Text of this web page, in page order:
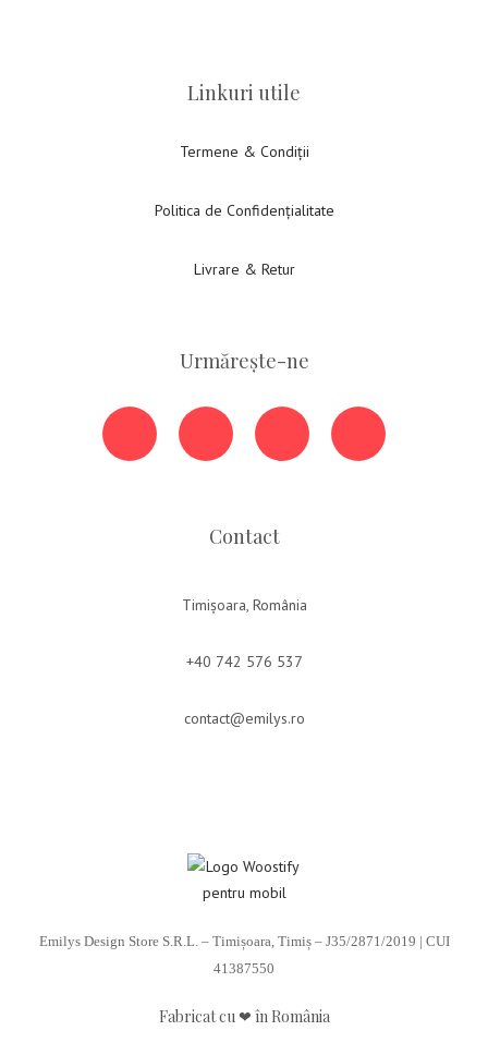
Linkuri utile
Termene & Condiții
Politica de Confidențialitate
Livrare & Retur
Urmărește-ne
Contact
Timișoara, România
+40 742 576 537
contact@emilys.ro
Emilys Design Store S.R.L. – Timișoara, Timiș – J35/2871/2019 | CUI
41387550
Fabricat cu ❤ în România